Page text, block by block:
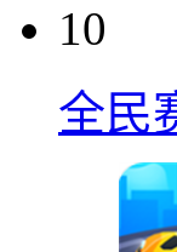
10
全民